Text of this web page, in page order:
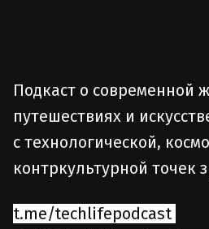
Подкаст о современной
путешествиях и
с технологической,
контркультурной точек
t.me/techlifepodcast